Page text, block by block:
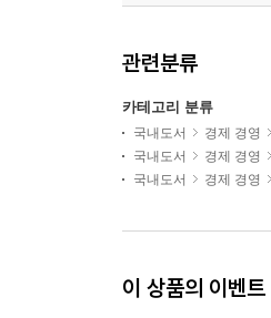
관련분류
카테고리 분류
국내도서 경제 경영
국내도서
경제 경영
국내도서
경제 경영
이 상품의 이벤트